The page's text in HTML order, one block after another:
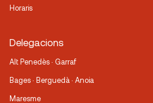
Horaris
Delegacions
Alt Penedès · Garraf
Bages · Berguedà · Anoia
Maresme